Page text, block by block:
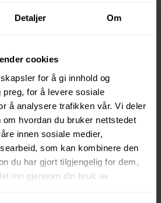
Detaljer Om
cookies
for å gi innhold og
preg, for å levere sosiale
å analysere trafikken vår. Vi deler
hvordan du bruker nettstedet
innen sosiale medier,
som kan kombinere den
du har gjort tilgjengelig for dem,
inn gjennom din bruk av
Sylvia Digital Bagasjevekt
137 NOK ved 500 stk.